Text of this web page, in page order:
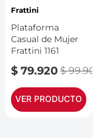
Frattini
Plataforma
Casual de Mujer
Frattini 1161
$ 79.920 $ 99.
VER PRODUCTO